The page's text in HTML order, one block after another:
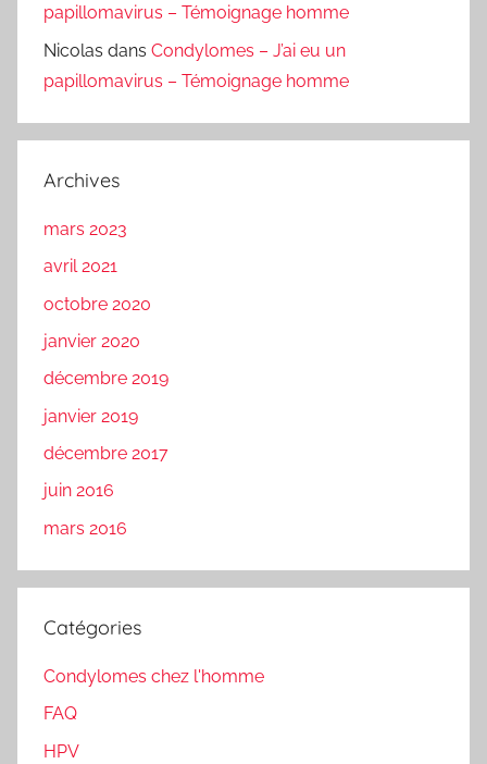
papillomavirus – Témoignage homme
Nicolas dans Condylomes – J’ai eu un
papillomavirus – Témoignage homme
Archives
mars 2023
avril 2021
octobre 2020
janvier 2020
décembre 2019
janvier 2019
décembre 2017
juin 2016
mars 2016
Catégories
Condylomes chez l'homme
FAQ
HPV